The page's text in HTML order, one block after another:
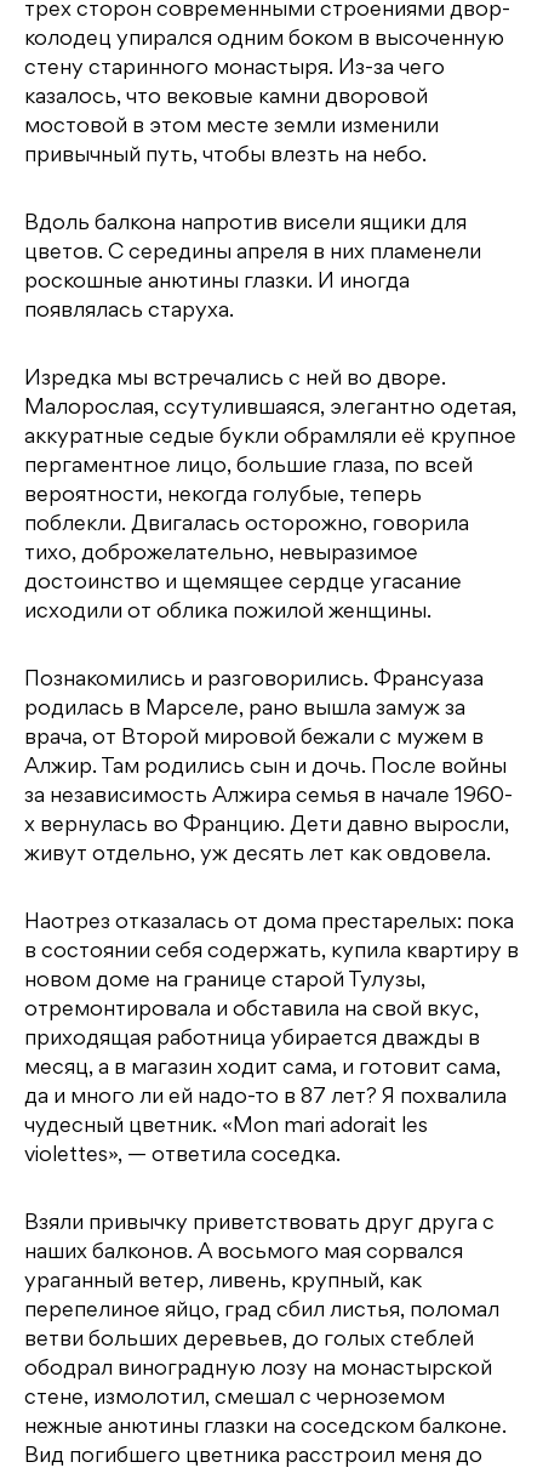
трех сторон современными строениями двор-
колодец упирался одним боком в высоченную
стену старинного монастыря. Из-за чего
казалось, что вековые камни дворовой
мостовой в этом месте земли изменили
привычный путь, чтобы влезть на небо.
Вдоль балкона напротив висели ящики для
цветов. С середины апреля в них пламенели
роскошные анютины глазки. И иногда
появлялась старуха.
Изредка мы встречались с ней во дворе.
Малорослая, ссутулившаяся, элегантно одетая,
аккуратные седые букли обрамляли её крупное
пергаментное лицо, большие глаза, по всей
вероятности, некогда голубые, теперь
поблекли. Двигалась осторожно, говорила
тихо, доброжелательно, невыразимое
достоинство и щемящее сердце угасание
исходили от облика пожилой женщины.
Познакомились и разговорились. Франсуаза
родилась в Марселе, рано вышла замуж за
врача, от Второй мировой бежали с мужем в
Алжир. Там родились сын и дочь. После войны
за независимость Алжира семья в начале 1960-
х вернулась во Францию. Дети давно выросли,
живут отдельно, уж десять лет как овдовела.
Наотрез отказалась от дома престарелых: пока
в состоянии себя содержать, купила квартиру в
новом доме на границе старой Тулузы,
отремонтировала и обставила на свой вкус,
приходящая работница убирается дважды в
месяц, а в магазин ходит сама, и готовит сама,
да и много ли ей надо-то в 87 лет? Я похвалила
чудесный цветник. «Mon mari adorait les
violettes», — ответила соседка.
Взяли привычку приветствовать друг друга с
наших балконов. А восьмого мая сорвался
ураганный ветер, ливень, крупный, как
перепелиное яйцо, град сбил листья, поломал
ветви больших деревьев, до голых стеблей
ободрал виноградную лозу на монастырской
стене, измолотил, смешал с черноземом
нежные анютины глазки на соседском балконе.
Вид погибшего цветника расстроил меня до